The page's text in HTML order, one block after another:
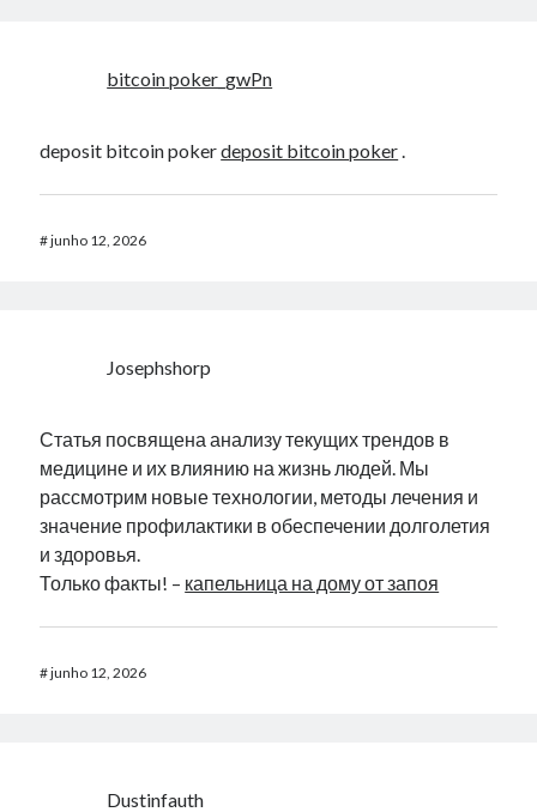
bitcoin poker_gwPn
deposit bitcoin pokerdeposit bitcoin poker.
#junho 12, 2026
Josephshorp
Статья посвящена анализу текущих трендов в
медицине и их влиянию на жизнь людей. Мы
рассмотрим новые технологии, методы лечения и
значение профилактики в обеспечении долголетия
и здоровья.
Только факты! – капельница на дому от запоя
#junho 12, 2026
Dustinfauth